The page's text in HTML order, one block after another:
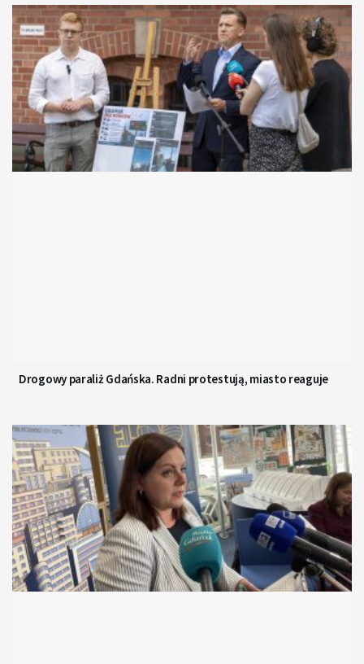
Drogowy paraliż Gdańska. Radni protestują, miasto reaguje